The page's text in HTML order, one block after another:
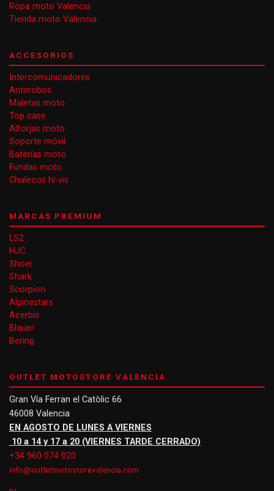
Ropa moto Valencia
Tienda moto Valencia
ACCESORIOS
Intercomunicadores
Antirrobos
Maletas moto
Top case
Alforjas moto
Soporte móvil
Baterías moto
Fundas moto
Chalecos hi-vis
MARCAS PREMIUM
LS2
HJC
Shoei
Shark
Scorpion
Alpinestars
Acerbis
Blauer
Bering
OUTLET MOTOSTORE VALENCIA
Gran Vía Ferran el Catòlic 66
46008 Valencia
EN AGOSTO DE LUNES A VIERNES
10 a 14 y 17 a 20 (VIERNES TARDE CERRADO)
+34 960 074 020
info@outletmotostorevalencia.com